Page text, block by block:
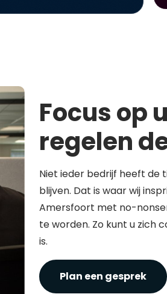
Focus op
regelen
Niet ieder bedrijf heeft de
blijven. Dat is waar wij
Amersfoort met no-
te worden. Zo kunt u zich
is.
Plan een gesprek